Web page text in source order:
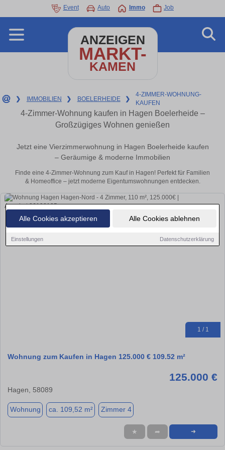
Alle Cookies akzeptieren Alle Cookies ablehnen
Einstellungen Datenschutzerklärung
Event Auto Immo Job
ANZEIGEN
MARKT-
KAMEN
❯ IMMOBILIEN ❯ BOELERHEIDE ❯
4-ZIMMER-WOHNUNG-
KAUFEN
4-Zimmer-Wohnung kaufen in Hagen Boelerheide –
Großzügiges Wohnen genießen
Jetzt eine Vierzimmerwohnung in Hagen Boelerheide kaufen
– Geräumige & moderne Immobilien
Finde eine 4-Zimmer-Wohnung zum Kauf in Hagen! Perfekt für Familien
& Homeoffice – jetzt moderne Eigentumswohnungen entdecken.
1 / 1
Wohnung zum Kaufen in Hagen 125.000 € 109.52 m²
125.000 €
Hagen, 58089
Wohnung ca. 109,52 m² Zimmer 4
★ ➦ ➜